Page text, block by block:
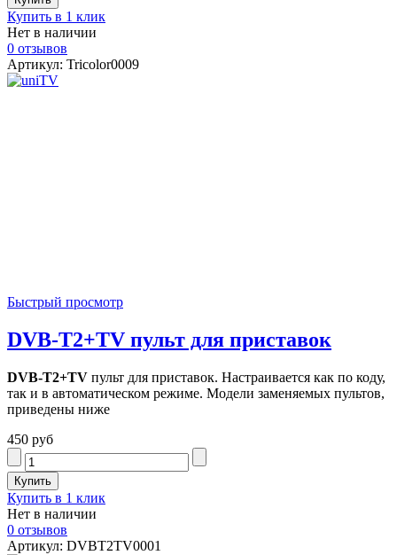
Купить в 1 клик
Нет в наличии
0 отзывов
Артикул: Tricolor0009
Быстрый просмотр
DVB-T2+TV пульт для приставок
DVB-T2+TV пульт для приставок. Настраивается как по коду,
так и в автоматическом режиме. Модели заменяемых пультов,
приведены ниже
450 руб
Купить в 1 клик
Нет в наличии
0 отзывов
Артикул: DVBT2TV0001